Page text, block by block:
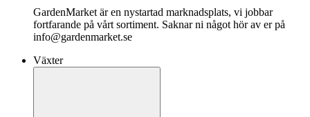
GardenMarket är en nystartad marknadsplats, vi jobbar
fortfarande på vårt sortiment. Saknar ni något hör av er på
info@gardenmarket.se
Växter